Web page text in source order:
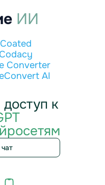
ИИ
Converter
AI
к